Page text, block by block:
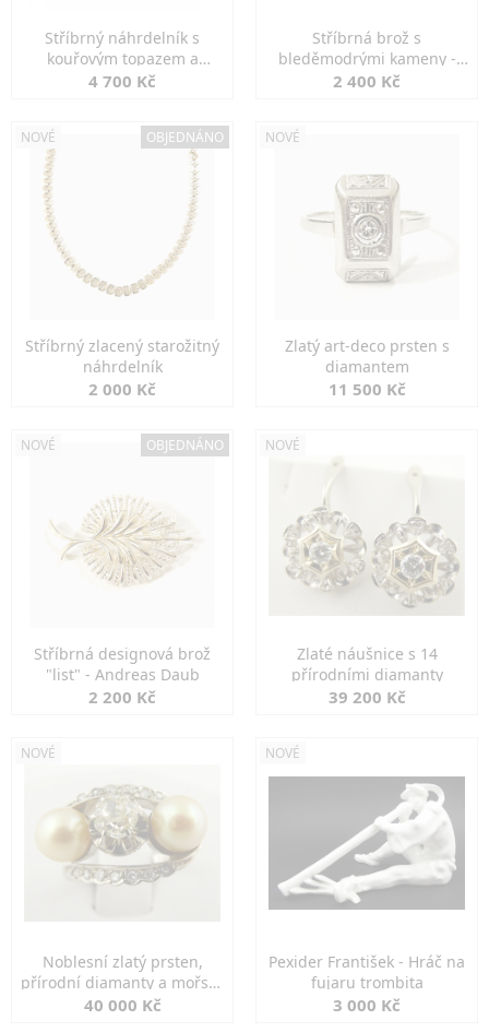
Stříbrný náhrdelník s
kouřovým topazem a
markazity
4 700 Kč
Stříbrná brož s
bleděmodrými kameny -
jemná elegance
2 400 Kč
NOVÉ OBJEDNÁNO
Stříbrný zlacený starožitný
náhrdelník
2 000 Kč
NOVÉ
Zlatý art-deco prsten s
diamantem
11 500 Kč
NOVÉ OBJEDNÁNO
Stříbrná designová brož
"list" - Andreas Daub
2 200 Kč
NOVÉ
Zlaté náušnice s 14
přírodními diamanty
39 200 Kč
NOVÉ
Noblesní zlatý prsten,
přírodní diamanty a mořské
perly
40 000 Kč
NOVÉ
Pexider František - Hráč na
fujaru trombita
3 000 Kč